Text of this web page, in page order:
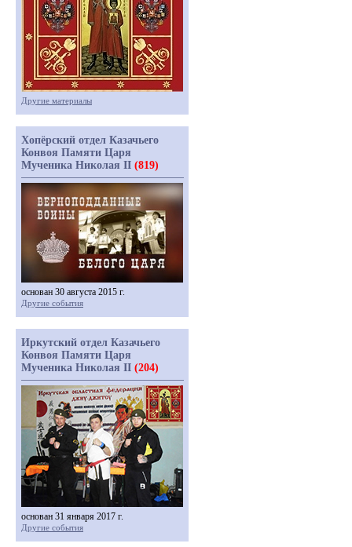
Другие материалы
Хопёрский отдел Казачьего
Конвоя Памяти Царя
Мученика Николая II (819)
основан 30 августа 2015 г.
Другие события
Иркутский отдел Казачьего
Конвоя Памяти Царя
Мученика Николая II (204)
основан 31 января 2017 г.
Другие события